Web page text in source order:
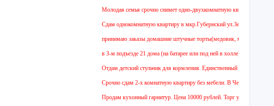
Молодая семья срочно снимет одно-двухкомнатную квартиру на
Cдам однокомнатную квартиру в мкр.Губернский ул.Земская. Ремонт от
принимаю заказы домашние штучные торты(медовик, муравейник,
в 3-м подъезде 21 дома (на батарее или под ней в холле) тоскует и
Отдам детский стульчик для кормления. Единственный минус - нет
Срочно сдам 2-х комнатную квартиру без мебели. В Чехове буду после
Продам кухонный гарнитур. Цена 10000 рублей. Торг уместен.